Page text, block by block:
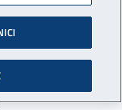
restano